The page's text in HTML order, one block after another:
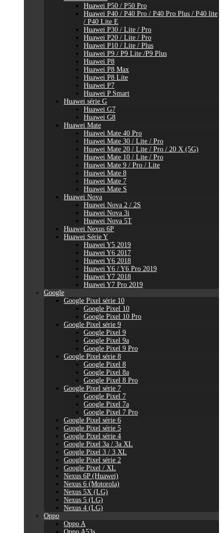
Huawei P50 / P50 Pro
Huawei P40 / P40 Pro / P40 Pro Plus / P40 lite
/ P40 Lite E
Huawei P30 / Lite / Pro
Huawei P20 / Lite / Pro
Huawei P10 / Lite / Plus
Huawei P9 / P9 Lite /P9 Plus
Huawei P8
Huawei P8 Max
Huawei P8 Lite
Huawei P7
Huawei P Smart
Huawei série G
Huawei G7
Huawei G8
Huawei Mate
Huawei Mate 40 Pro
Huawei Mate 30 / Lite / Pro
Huawei Mate 20 / Lite / Pro / 20 X (5G)
Huawei Mate 10 / Lite / Pro
Huawei Mate 9 / Pro / Lite
Huawei Mate 8
Huawei Mate 7
Huawei Mate S
Huawei Nova
Huawei Nova 2 / 2S
Huawei Nova 3i
Huawei Nova 5T
Huawei Nexus 6P
Huawei Série Y
Huawei Y5 2019
Huawei Y6 2017
Huawei Y6 2018
Huawei Y6 / Y6 Pro 2019
Huawei Y7 2018
Huawei Y7 Pro 2019
Google
Google Pixel série 10
Google Pixel 10
Google Pixel 10 Pro
Google Pixel série 9
Google Pixel 9
Google Pixel 9a
Google Pixel 9 Pro
Google Pixel série 8
Google Pixel 8
Google Pixel 8a
Google Pixel 8 Pro
Google Pixel série 7
Google Pixel 7
Google Pixel 7a
Google Pixel 7 Pro
Google Pixel série 6
Google Pixel série 5
Google Pixel série 4
Google Pixel 3a / 3a XL
Google Pixel 3 / 3 XL
Google Pixel série 2
Google Pixel / XL
Nexus 6P (Huawei)
Nexus 6 (Motorola)
Nexus 5X (LG)
Nexus 5 (LG)
Nexus 4 (LG)
Oppo
Oppo A